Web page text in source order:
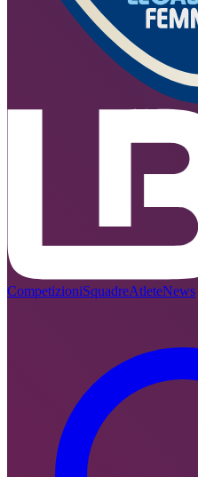
CompetizioniSquadreAtleteNews